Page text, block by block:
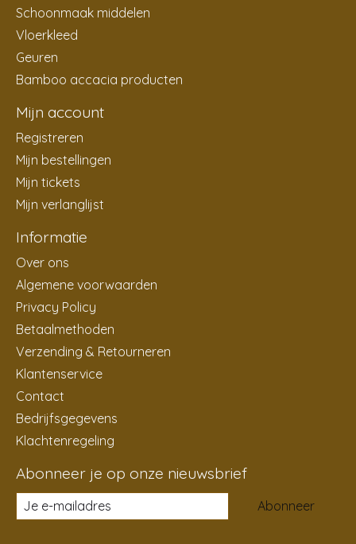
Schoonmaak middelen
Vloerkleed
Geuren
Bamboo accacia producten
Mijn account
Registreren
Mijn bestellingen
Mijn tickets
Mijn verlanglijst
Informatie
Over ons
Algemene voorwaarden
Privacy Policy
Betaalmethoden
Verzending & Retourneren
Klantenservice
Contact
Bedrijfsgegevens
Klachtenregeling
Abonneer je op onze nieuwsbrief
Abonneer